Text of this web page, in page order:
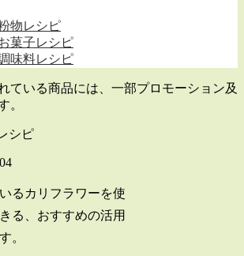
物レシピ
菓子レシピ
味料レシピ
ている商品には、一部プロモーション及
。
シピ
るカリフラワーを使
る、おすすめの活用
。